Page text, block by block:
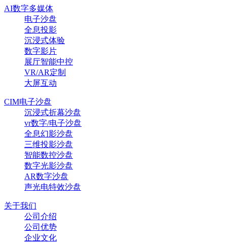
AI数字多媒体
电子沙盘
全息投影
沉浸式体验
数字影片
展厅智能中控
VR/AR定制
大屏互动
CIM电子沙盘
沉浸式折幕沙盘
vr数字/电子沙盘
全息幻影沙盘
三维投影沙盘
智能数控沙盘
数字光影沙盘
AR数字沙盘
声光电特效沙盘‌
关于我们
公司介绍
公司优势
企业文化